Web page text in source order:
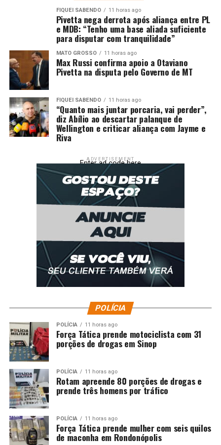
Com saída de Max Russi, PSB deve ficar sem
representantes na AL
DON'T MISS
‘Bolsa Família’ de Tarcísio tem verba inferior à que
governo deixou de gastar na área social
FIQUEI SABENDO 11 horas ago
Pivetta nega derrota após aliança entre PL
e MDB: “Tenho uma base aliada suficiente
para disputar com tranquilidade”
MATO GROSSO 11 horas ago
Max Russi confirma apoio a Otaviano
Pivetta na disputa pelo Governo de MT
FIQUEI SABENDO 11 horas ago
“Quanto mais juntar porcaria, vai perder”,
diz Abílio ao descartar palanque de
Wellington e criticar aliança com Jayme e
Riva
ADVERTISEMENT
Enter ad code here
POLÍCIA
POLÍCIA 11 horas ago
Força Tática prende motociclista com 31
porções de drogas em Sinop
POLÍCIA 11 horas ago
Rotam apreende 80 porções de drogas e
prende três homens por tráfico
POLÍCIA 11 horas ago
Força Tática prende mulher com seis quilos
de maconha em Rondonópolis